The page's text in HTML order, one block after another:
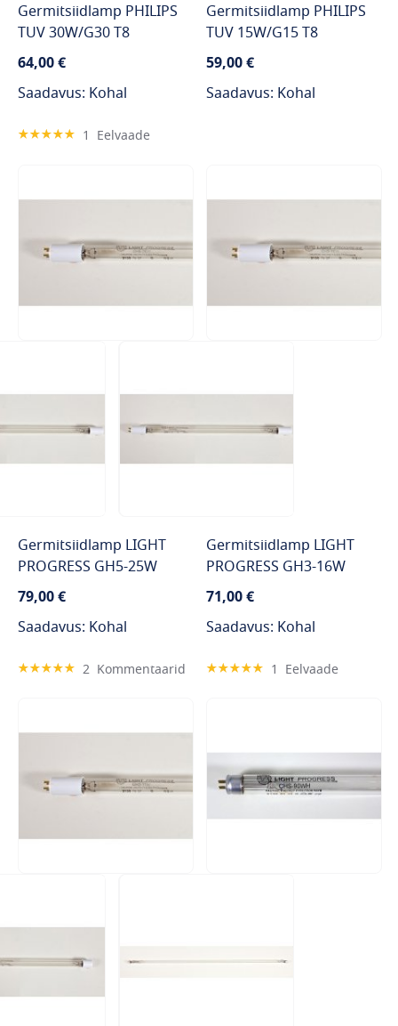
Germitsiidlamp PHILIPS
TUV 30W/G30 T8
64,00 €
Saadavus: Kohal
Hinnang: 1 Eelvaade
Germitsiidlamp PHILIPS
TUV 15W/G15 T8
59,00 €
Saadavus: Kohal
Germitsiidlamp LIGHT
PROGRESS GH5-25W
79,00 €
Saadavus: Kohal
Hinnang: 2 Kommentaarid
Germitsiidlamp LIGHT
PROGRESS GH3-16W
71,00 €
Saadavus: Kohal
Hinnang: 1 Eelvaade